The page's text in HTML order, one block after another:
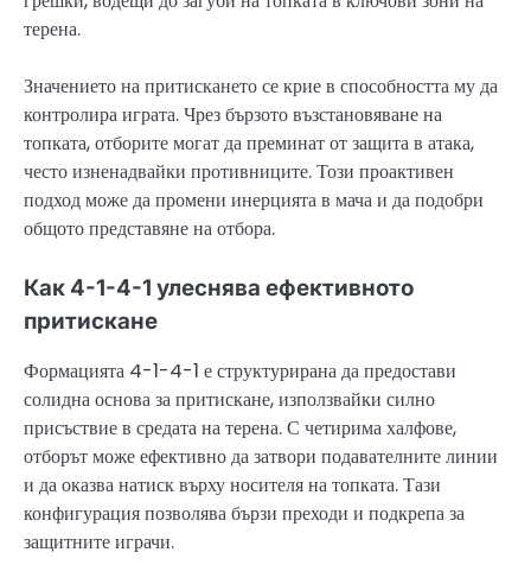
терена.
Значението на притискането се крие в способността му да
контролира играта. Чрез бързото възстановяване на
топката, отборите могат да преминат от защита в атака,
често изненадвайки противниците. Този проактивен
подход може да промени инерцията в мача и да подобри
общото представяне на отбора.
Как 4-1-4-1 улеснява ефективното
притискане
Формацията 4-1-4-1 е структурирана да предостави
солидна основа за притискане, използвайки силно
присъствие в средата на терена. С четирима халфове,
отборът може ефективно да затвори подавателните линии
и да оказва натиск върху носителя на топката. Тази
конфигурация позволява бързи преходи и подкрепа за
защитните играчи.